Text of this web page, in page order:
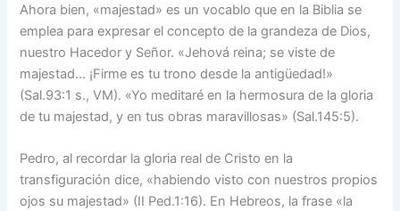
Ahora bien, «majestad» es un vocablo que en la Biblia se
emplea para expresar el concepto de la grandeza de Dios,
nuestro Hacedor y Señor. «Jehová reina; se viste de
majestad… ¡Firme es tu trono desde la antigüedad!»
(Sal.93:1 s., VM). «Yo meditaré en la hermosura de la gloria
de tu majestad, y en tus obras maravillosas» (Sal.145:5).
Pedro, al recordar la gloria real de Cristo en la
transfiguración dice, «habiendo visto con nuestros propios
ojos su majestad» (II Ped.1:16). En Hebreos, la frase «la